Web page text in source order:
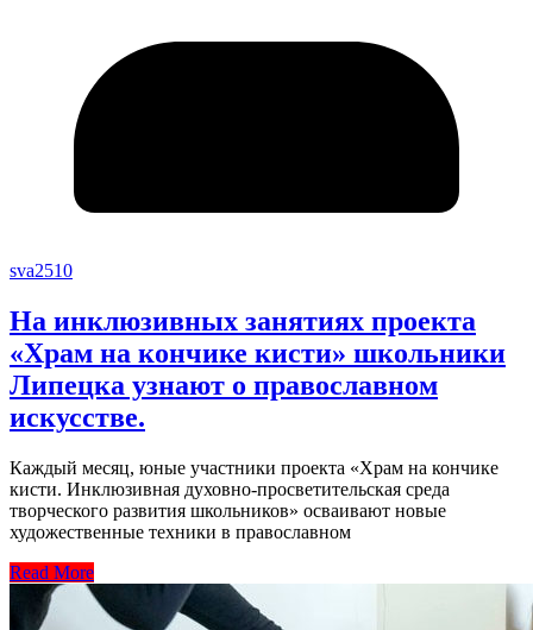
sva2510
На инклюзивных занятиях проекта
«Храм на кончике кисти» школьники
Липецка узнают о православном
искусстве.
Каждый месяц, юные участники проекта «Храм на кончике
кисти. Инклюзивная духовно-просветительская среда
творческого развития школьников» осваивают новые
художественные техники в православном
Read More